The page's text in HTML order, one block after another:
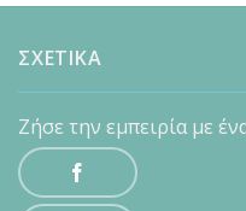
ΣΧΕΤΙΚΑ
Ζήσε την εμπειρία με